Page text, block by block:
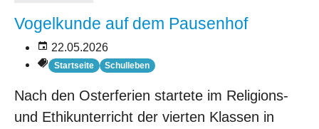
Vogelkunde auf dem Pausenhof
22.05.2026
Startseite Schulleben
Nach den Osterferien startete im Religions-
und Ethikunterricht der vierten Klassen in